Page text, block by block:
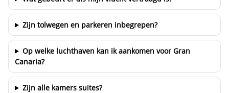
Zijn tolwegen en parkeren inbegrepen?
Op welke luchthaven kan ik aankomen voor Gran
Canaria?
Zijn alle kamers suites?